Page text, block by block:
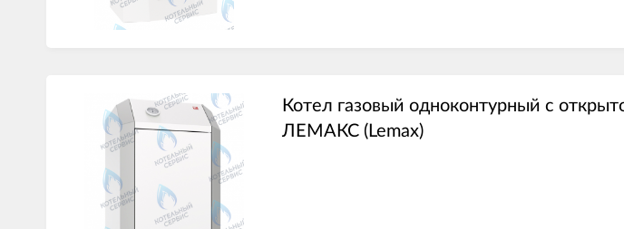
Котел газовый одноконтурный с
ЛЕМАКС (Lemax)